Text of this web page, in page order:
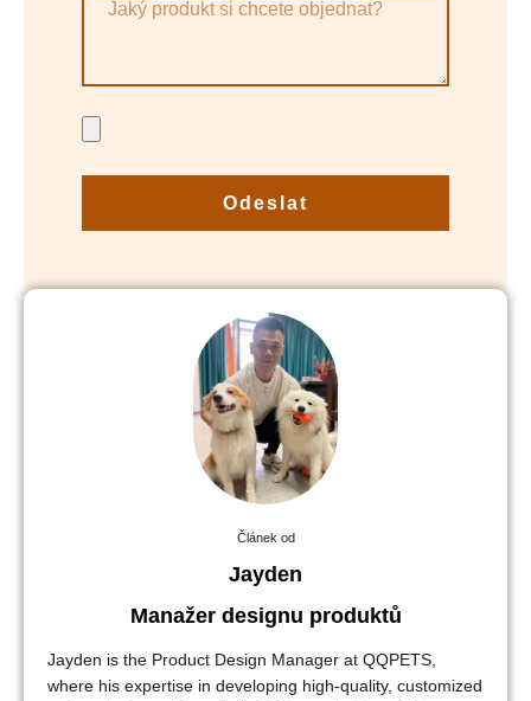
Odeslat
Článek od
Jayden
Manažer designu produktů
Jayden is the Product Design Manager at QQPETS,
where his expertise in developing high-quality, customized